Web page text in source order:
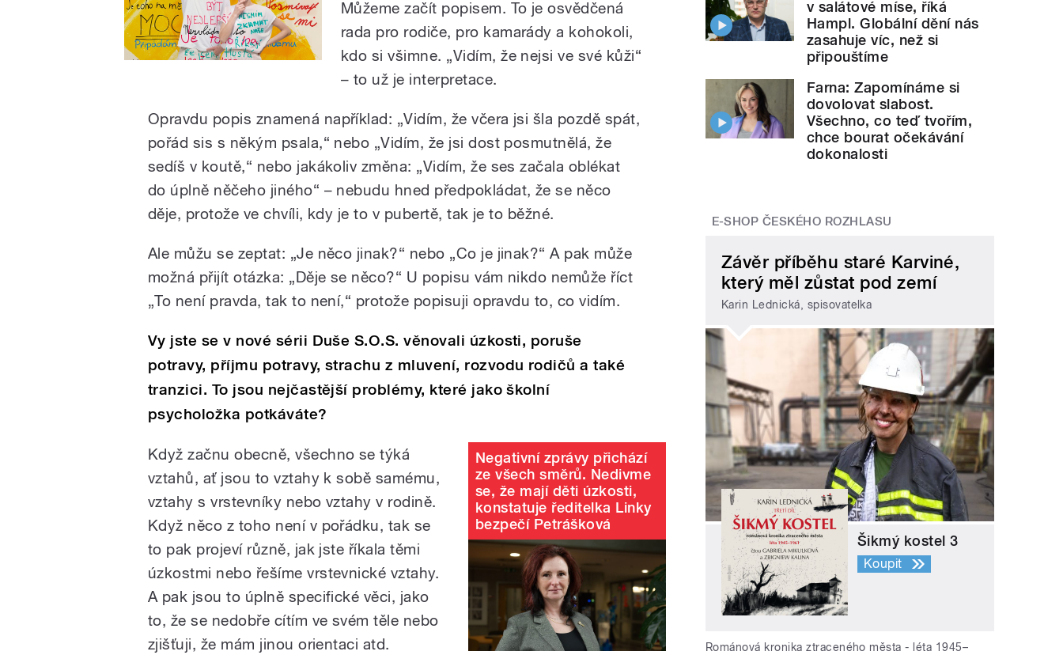
Můžeme začít popisem. To je osvědčená
rada pro rodiče, pro kamarády a kohokoli,
kdo si všimne. „Vidím, že nejsi ve své kůži“
– to už je interpretace.
Opravdu popis znamená například: „Vidím, že včera jsi šla pozdě spát,
pořád sis s někým psala,“ nebo „Vidím, že jsi dost posmutnělá, že
sedíš v koutě,“ nebo jakákoliv změna: „Vidím, že ses začala oblékat
do úplně něčeho jiného“ – nebudu hned předpokládat, že se něco
děje, protože ve chvíli, kdy je to v pubertě, tak je to běžné.
Ale můžu se zeptat: „Je něco jinak?“ nebo „Co je jinak?“ A pak může
možná přijít otázka: „Děje se něco?“ U popisu vám nikdo nemůže říct
„To není pravda, tak to není,“ protože popisuji opravdu to, co vidím.
Vy jste se v nové sérii Duše S.O.S. věnovali úzkosti, poruše
potravy, příjmu potravy, strachu z mluvení, rozvodu rodičů a také
tranzici. To jsou nejčastější problémy, které jako školní
psycholožka potkáváte?
Negativní zprávy přichází
ze všech směrů. Nedivme
se, že mají děti úzkosti,
konstatuje ředitelka Linky
bezpečí Petrášková
Když začnu obecně, všechno se týká
vztahů, ať jsou to vztahy k sobě samému,
vztahy s vrstevníky nebo vztahy v rodině.
Když něco z toho není v pořádku, tak se
to pak projeví různě, jak jste říkala těmi
úzkostmi nebo řešíme vrstevnické vztahy.
A pak jsou to úplně specifické věci, jako
to, že se nedobře cítím ve svém těle nebo
zjišťuji, že mám jinou orientaci atd.
v salátové míse, říká
Hampl. Globální dění nás
zasahuje víc, než si
připouštíme
Farna: Zapomínáme si
dovolovat slabost.
Všechno, co teď tvořím,
chce bourat očekávání
dokonalosti
E-SHOP ČESKÉHO ROZHLASU
Závěr příběhu staré Karviné,
který měl zůstat pod zemí
Karin Lednická, spisovatelka
Šikmý kostel 3
Koupit
Románová kronika ztraceného města - léta 1945–